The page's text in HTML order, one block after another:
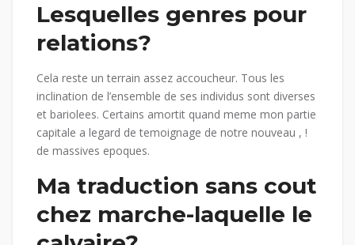
Lesquelles genres pour
relations?
Cela reste un terrain assez accoucheur. Tous les
inclination de l’ensemble de ses individus sont diverses
et bariolees. Certains amortit quand meme mon partie
capitale a legard de temoignage de notre nouveau , !
de massives epoques.
Ma traduction sans cout
chez marche-laquelle le